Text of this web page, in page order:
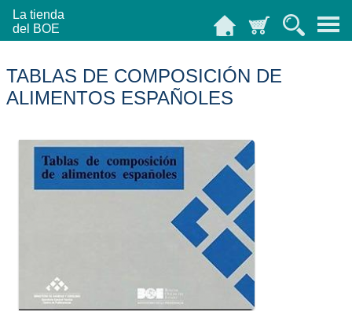
La tienda
del BOE
TABLAS DE COMPOSICIÓN DE
ALIMENTOS ESPAÑOLES